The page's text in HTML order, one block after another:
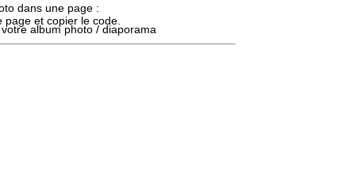
dans une page :
et copier le code.
album photo / diaporama